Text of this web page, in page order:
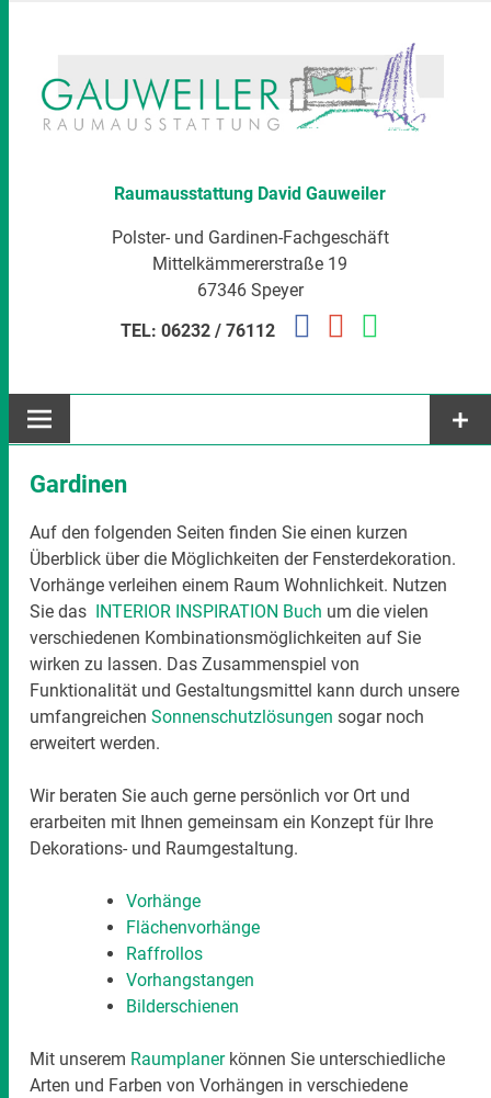
Raumausstattung David Gauweiler
Polster- und Gardinen-Fachgeschäft
Mittelkämmererstraße 19
67346 Speyer
TEL: 06232 / 76112
Gardinen
Auf den folgenden Seiten finden Sie einen kurzen
Überblick über die Möglichkeiten der Fensterdekoration.
Vorhänge verleihen einem Raum Wohnlichkeit. Nutzen
Sie das INTERIOR INSPIRATION Buch um die vielen
verschiedenen Kombinationsmöglichkeiten auf Sie
wirken zu lassen. Das Zusammenspiel von
Funktionalität und Gestaltungsmittel kann durch unsere
umfangreichenSonnenschutzlösungen sogar noch
erweitert werden.
Wir beraten Sie auch gerne persönlich vor Ort und
erarbeiten mit Ihnen gemeinsam ein Konzept für Ihre
Dekorations- und Raumgestaltung.
Vorhänge
Flächenvorhänge
Raffrollos
Vorhangstangen
Bilderschienen
Mit unserem Raumplanerkönnen Sie unterschiedliche
Arten und Farben von Vorhängen in verschiedene